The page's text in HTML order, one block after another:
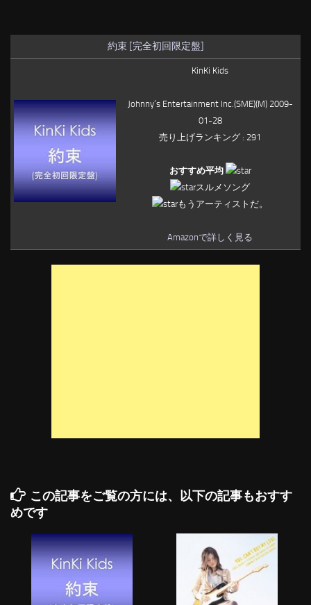
約束 [完全初回限定盤]
KinKi Kids
Johnny’s Entertainment Inc.(SME)(M) 2009-
01-28
売り上げランキング : 291
おすすめ平均
スルメソング
もうアーティストだ。
Amazonで詳しく見る
この記事をご覧の方には、以下の記事もおすす
めです